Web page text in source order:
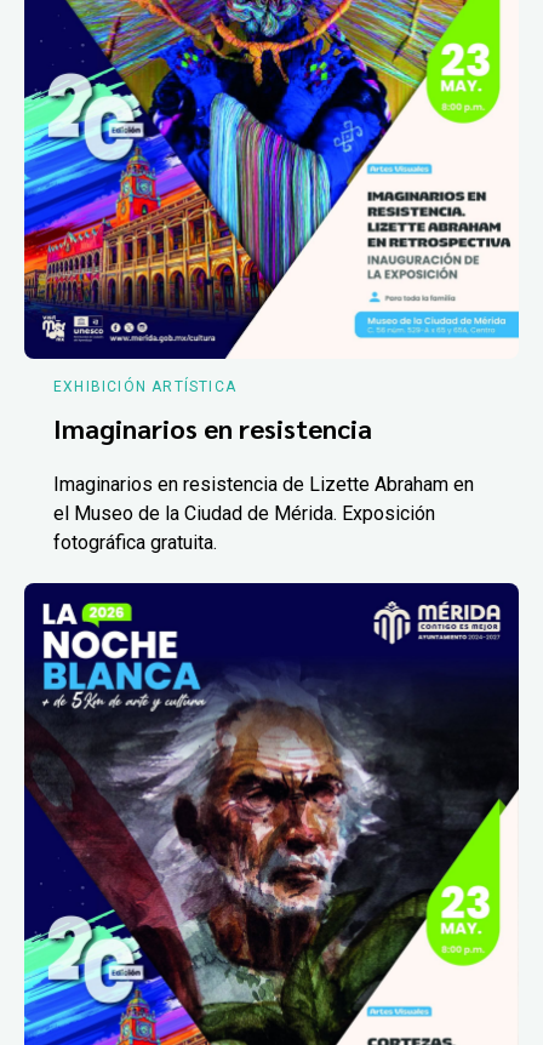
EXHIBICIÓN ARTÍSTICA
Imaginarios en resistencia
Imaginarios en resistencia de Lizette Abraham en
el Museo de la Ciudad de Mérida. Exposición
fotográfica gratuita.